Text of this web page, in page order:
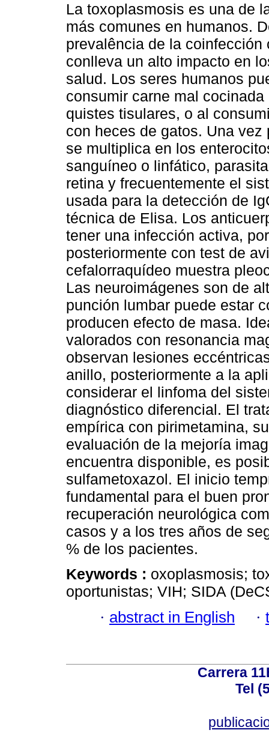
La toxoplasmosis es una de
más comunes en humanos.
prevalência de la coinfección
conlleva un alto impacto en
salud. Los seres humanos
consumir carne mal
quistes tisulares, o al
con heces de gatos. Una
se multiplica en los
sanguíneo o linfático,
retina y frecuentemente el
usada para la detección de
técnica de Elisa. Los
tener una infección activa,
posteriormente con test de
cefalorraquídeo muestra
Las neuroimágenes son de
punción lumbar puede estar
producen efecto de masa.
valorados con resonancia
observan lesiones
anillo, posteriormente a la
considerar el linfoma del
diagnóstico diferencial. El
empírica con pirimetamina,
evaluación de la mejoría
encuentra disponible, es
sulfametoxazol. El inicio
fundamental para el buen
recuperación neurológica
casos y a los tres años de
% de los pacientes.
Keywords : oxoplasmosis;
oportunistas; VIH; SIDA
· abstract in English ·
Carrera
Tel